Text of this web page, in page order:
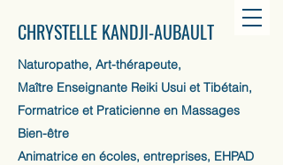
CHRYSTELLE KANDJI-AUBAULT
Naturopathe, Art-thérapeute,
Maître Enseignante Reiki Usui et Tibétain,
Formatrice et Praticienne en Massages
Bien-être
Animatrice en écoles, entreprises, EHPAD